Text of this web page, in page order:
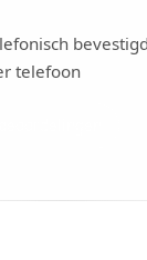
telefoon